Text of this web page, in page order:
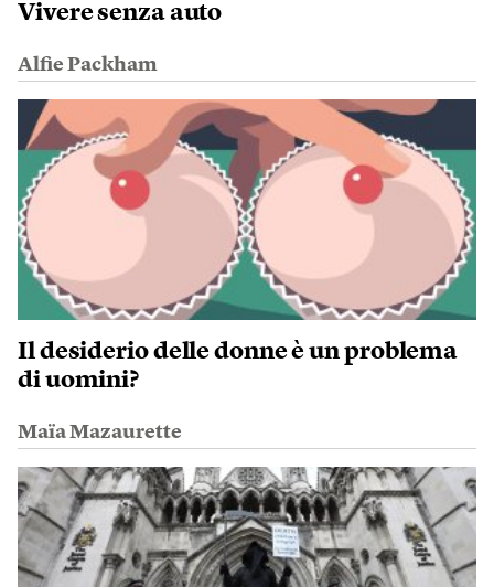
Vivere senza auto
Alfie Packham
Il desiderio delle donne è un problema
di uomini?
Maïa Mazaurette